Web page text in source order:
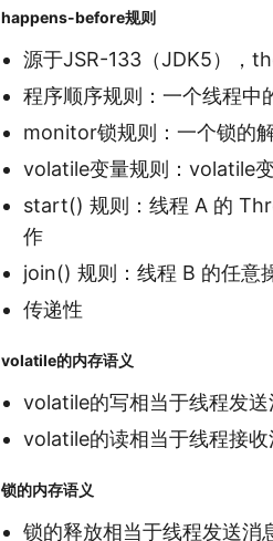
happens-before规则
源于JSR-133（JDK5），
程序顺序规则：一个线程
monitor锁规则：一个锁的
volatile变量规则：volatile
start() 规则：线程 A 的
作
join() 规则：线程 B 的任
传递性
volatile的内存语义
volatile的写相当于线程发送
volatile的读相当于线程接收
锁的内存语义
锁的释放相当于线程发送消